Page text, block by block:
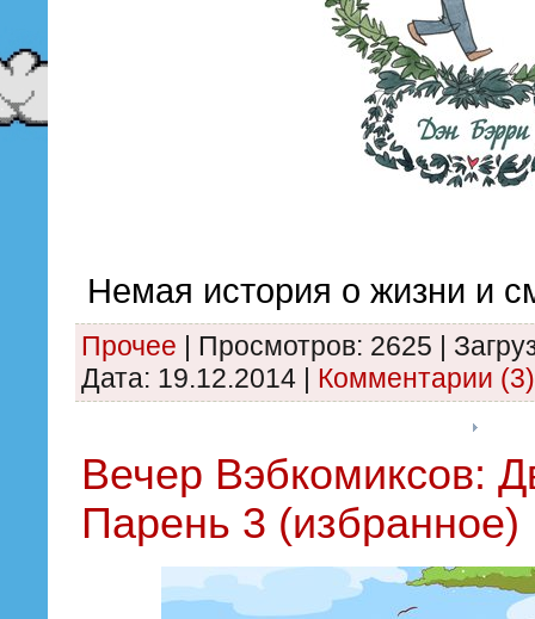
Немая история о жизни и
Прочее | Просмотров: 2625 |
Дата: 19.12.2014 | Комментарии (3)
Вечер Вэбкомиксов:
Парень 3 (избранное)